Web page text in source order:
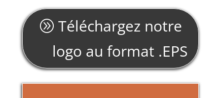
Téléchargez notre
logo au format .EPS